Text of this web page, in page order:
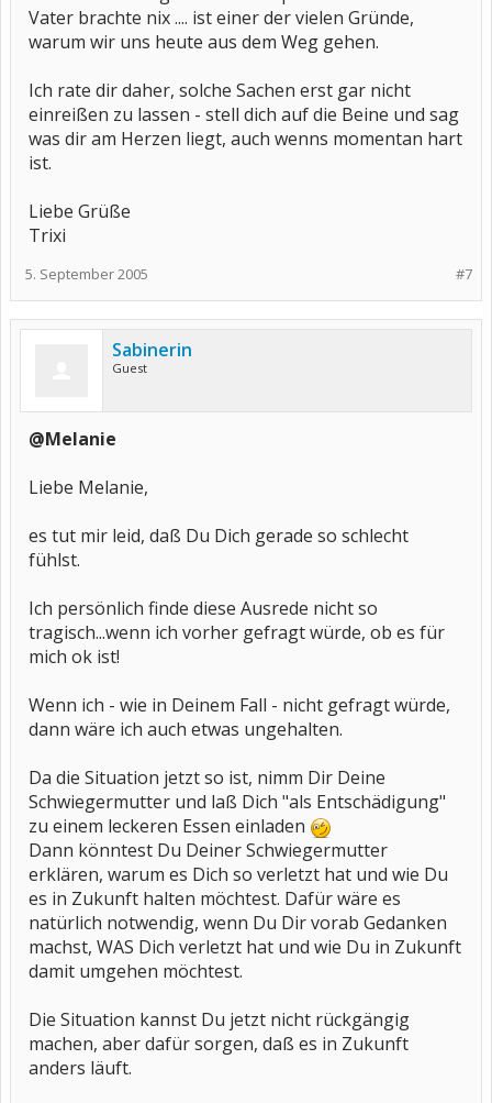
Vater brachte nix .... ist einer der vielen Gründe,
warum wir uns heute aus dem Weg gehen.
Ich rate dir daher, solche Sachen erst gar nicht
einreißen zu lassen - stell dich auf die Beine und sag
was dir am Herzen liegt, auch wenns momentan hart
ist.
Liebe Grüße
Trixi
#7
5. September 2005
Sabinerin
Guest
@Melanie
Liebe Melanie,
es tut mir leid, daß Du Dich gerade so schlecht
fühlst.
Ich persönlich finde diese Ausrede nicht so
tragisch...wenn ich vorher gefragt würde, ob es für
mich ok ist!
Wenn ich - wie in Deinem Fall - nicht gefragt würde,
dann wäre ich auch etwas ungehalten.
Da die Situation jetzt so ist, nimm Dir Deine
Schwiegermutter und laß Dich "als Entschädigung"
zu einem leckeren Essen einladen
Dann könntest Du Deiner Schwiegermutter
erklären, warum es Dich so verletzt hat und wie Du
es in Zukunft halten möchtest. Dafür wäre es
natürlich notwendig, wenn Du Dir vorab Gedanken
machst, WAS Dich verletzt hat und wie Du in Zukunft
damit umgehen möchtest.
Die Situation kannst Du jetzt nicht rückgängig
machen, aber dafür sorgen, daß es in Zukunft
anders läuft.